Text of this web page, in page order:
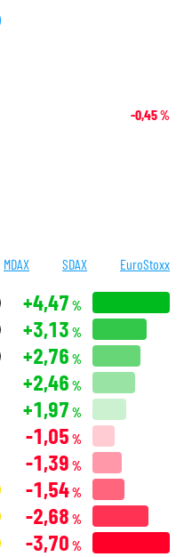
-0,45%
MDAX SDAX EuroStoxx
+4,47 %
+3,13 %
+2,76 %
+2,46 %
+1,97 %
-1,05 %
-1,39 %
-1,54%
-2,68 %
-3,70 %